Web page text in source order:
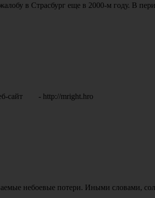
в Страсбург еще в 2000-м году. В
Веб-сайт - http://mright.hro
небоевые потери. Иными словами,